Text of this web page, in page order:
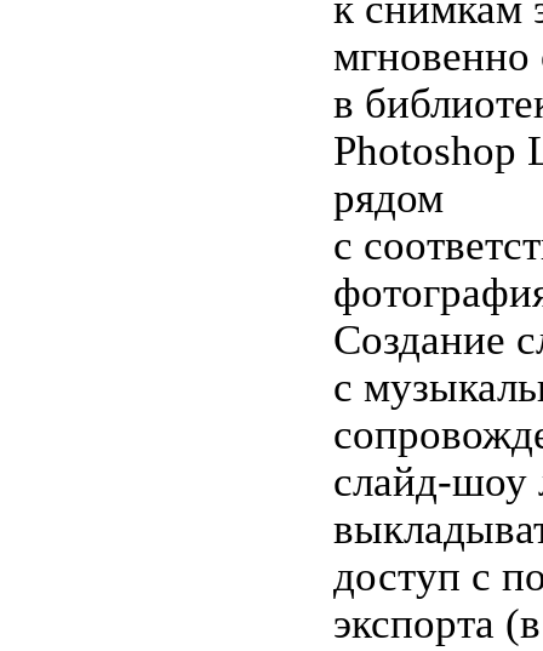
мгновенно
в
Photoshop
рядом
с
Создание
с
слайд-шоу
доступ с
экспорта